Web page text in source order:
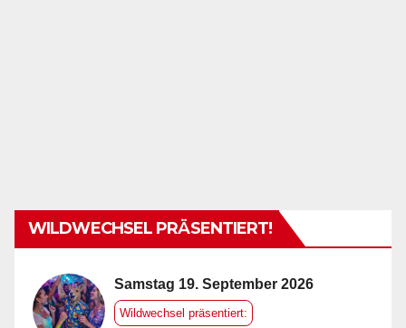
WILDWECHSEL PRÄSENTIERT!
Samstag 19. September 2026
Wildwechsel präsentiert: